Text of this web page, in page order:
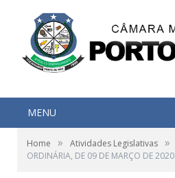
MENU
Home » Atividades Legislativas »
ORDINÁRIA, DE 09 DE MARÇO DE 2020